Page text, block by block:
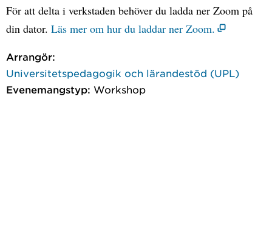
För att delta i verkstaden behöver du ladda ner Zoom på
din dator. Läs mer om hur du laddar ner Zoom.
Arrangör:
Universitetspedagogik och lärandestöd (UPL)
Evenemangstyp: Workshop